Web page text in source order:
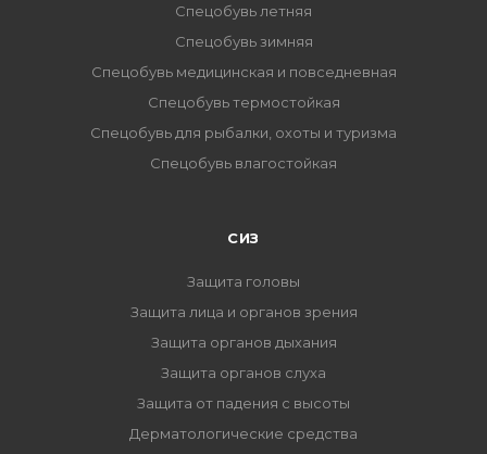
Спецобувь летняя
Спецобувь зимняя
Спецобувь медицинская и повседневная
Спецобувь термостойкая
Спецобувь для рыбалки, охоты и туризма
Спецобувь влагостойкая
СИЗ
Защита головы
Защита лица и органов зрения
Защита органов дыхания
Защита органов слуха
Защита от падения с высоты
Дерматологические средства